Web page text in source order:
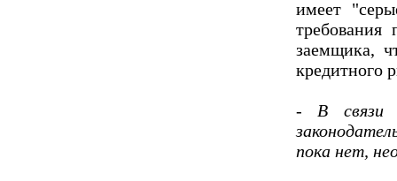
имеет
требования
заемщика,
кредитного
- В связи
пока нет,